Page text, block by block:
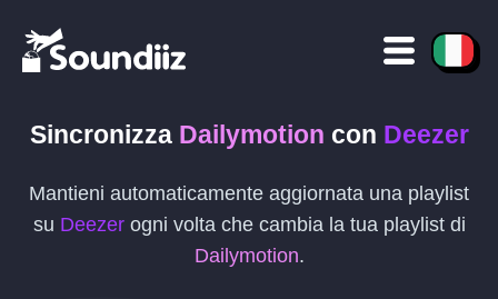
Sincronizza Dailymotion con Deezer
Mantieni automaticamente aggiornata una playlist
su Deezerogni volta che cambia la tua playlist di
Dailymotion.